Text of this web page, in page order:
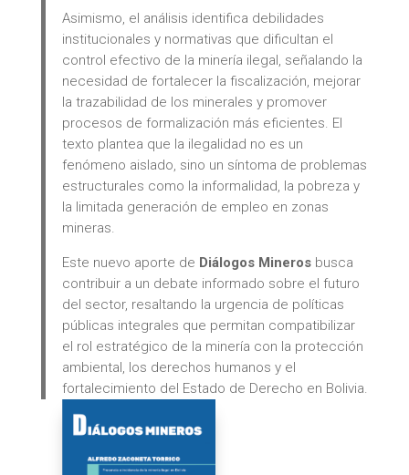
Asimismo, el análisis identifica debilidades
institucionales y normativas que dificultan el
control efectivo de la minería ilegal, señalando la
necesidad de fortalecer la fiscalización, mejorar
la trazabilidad de los minerales y promover
procesos de formalización más eficientes. El
texto plantea que la ilegalidad no es un
fenómeno aislado, sino un síntoma de problemas
estructurales como la informalidad, la pobreza y
la limitada generación de empleo en zonas
mineras.
Este nuevo aporte de Diálogos Minerosbusca
contribuir a un debate informado sobre el futuro
del sector, resaltando la urgencia de políticas
públicas integrales que permitan compatibilizar
el rol estratégico de la minería con la protección
ambiental, los derechos humanos y el
fortalecimiento del Estado de Derecho en Bolivia.